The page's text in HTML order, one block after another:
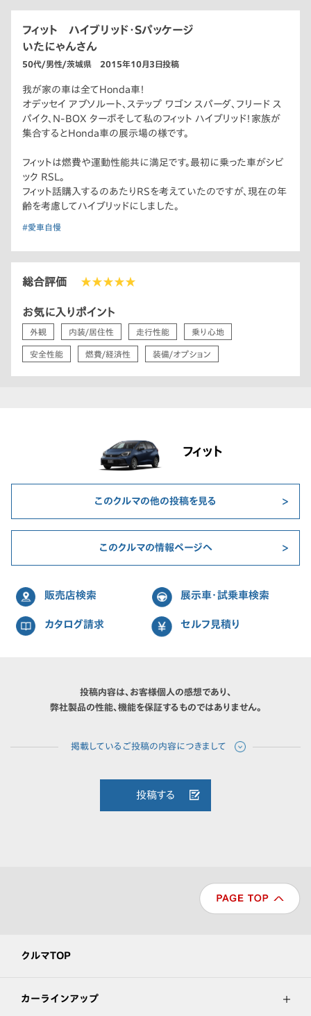
フィット ハイブリッド・Sパッケージ
いたにゃんさん
50代/男性/茨城県 2015年10月3日投稿
我が家の車は全てHonda車！
オデッセイ アブソルート、ステップ ワゴン スパーダ、フリード ス
パイク、N-BOX ターボそして私のフィット ハイブリッド！家族が
集合するとHonda車の展示場の様です。
フィットは燃費や運動性能共に満足です。最初に乗った車がシビ
ック RSL。
フィット話購入するのあたりRSを考えていたのですが、現在の年
齢を考慮してハイブリッドにしました。
#愛車自慢
総合評価 ★★★★★
お気に入りポイント
外観 内装/居住性 走行性能 乗り心地
安全性能 燃費/経済性 装備/オプション
フィット
このクルマの他の投稿を見る
このクルマの情報ページへ
販売店検索 展示車・試乗車検索
カタログ請求 セルフ見積り
投稿内容は、お客様個人の感想であり、
弊社製品の性能、機能を保証するものではありません。
投稿する
クルマTOP
カーラインアップ